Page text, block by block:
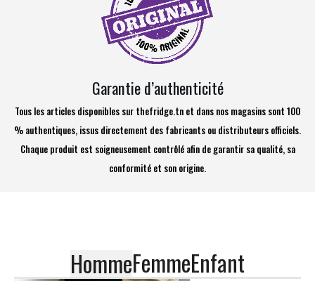
Garantie d’authenticité
Tous les articles disponibles sur thefridge.tn et dans nos magasins sont 100
% authentiques, issus directement des fabricants ou distributeurs officiels.
Chaque produit est soigneusement contrôlé afin de garantir sa qualité, sa
conformité et son origine.
HommeFemmeEnfant